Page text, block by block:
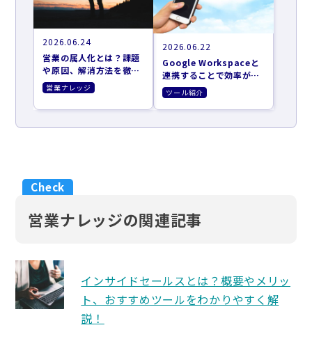
2026.06.24
営業の属人化とは？課題
や原因、解消方法を徹底
解説
営業ナレッジ
2026.06.22
Google Workspaceと
連携することで効率がア
ップするツール10選
ツール紹介
営業ナレッジの関連記事
インサイドセールスとは？概要やメリッ
ト、おすすめツールをわかりやすく解
説！